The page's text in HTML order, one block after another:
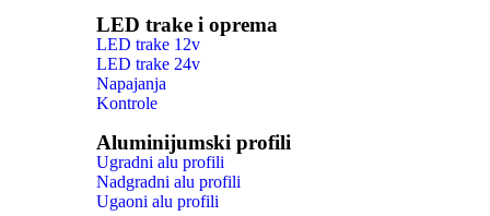
LED trake i oprema
LED trake 12v
LED trake 24v
Napajanja
Kontrole
Aluminijumski profili
Ugradni alu profili
Nadgradni alu profili
Ugaoni alu profili